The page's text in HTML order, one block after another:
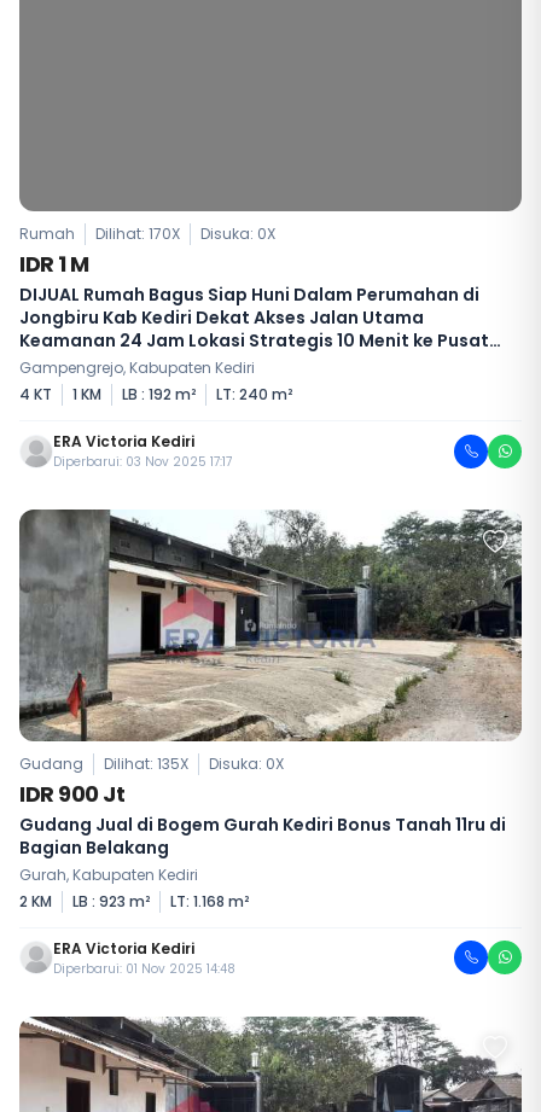
Rumah Dilihat: 170X Disuka: 0X
IDR 1 M
DIJUAL Rumah Bagus Siap Huni Dalam Perumahan di
Jongbiru Kab Kediri Dekat Akses Jalan Utama
Keamanan 24 Jam Lokasi Strategis 10 Menit ke Pusat
Kota Kediri
Gampengrejo, Kabupaten Kediri
4 KT
1 KM LB : 192 m² LT: 240 m²
ERA Victoria Kediri
Diperbarui: 03 Nov 2025 17:17
Gudang Dilihat: 135X Disuka: 0X
IDR 900 Jt
Gudang Jual di Bogem Gurah Kediri Bonus Tanah 11ru di
Bagian Belakang
Gurah, Kabupaten Kediri
2 KM
LB : 923 m² LT: 1.168 m²
ERA Victoria Kediri
Diperbarui: 01 Nov 2025 14:48